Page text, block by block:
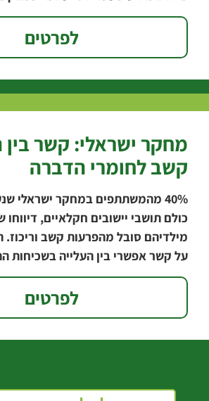
לפרטים
מחקר ישראלי: קשר
קשב לחומרי הדברה
‭40%‬ מהמשתתפים במחקר ישראלי
כולם תושבי יישובים חקלאיים,
מילדיהם סובל מהפרעות קשב
על קשר אפשרי בין העלייה בשכיחות
השימוש
לפרטים